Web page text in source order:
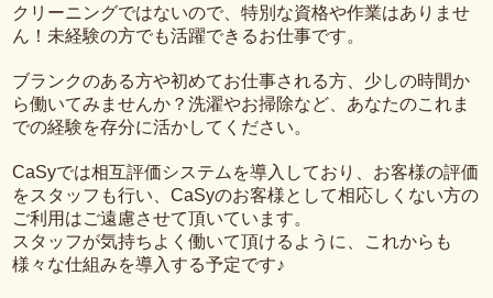
クリーニングではないので、特別な資格や作業はありませ
ん！未経験の方でも活躍できるお仕事です。
ブランクのある方や初めてお仕事される方、少しの時間か
ら働いてみませんか？洗濯やお掃除など、あなたのこれま
での経験を存分に活かしてください。
CaSyでは相互評価システムを導入しており、お客様の評価
をスタッフも行い、CaSyのお客様として相応しくない方の
ご利用はご遠慮させて頂いています。
スタッフが気持ちよく働いて頂けるように、これからも
様々な仕組みを導入する予定です♪